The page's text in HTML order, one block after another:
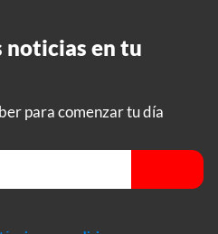
noticias en tu
para comenzar tu día